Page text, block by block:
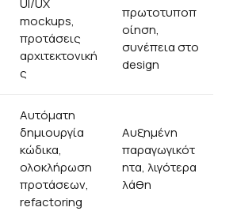
mockups,
προτάσεις
αρχιτεκτονική
ς
πρωτοτυποπ
οίηση,
συνέπεια στο
design
Αυτόματη
δημιουργία
κώδικα,
ολοκλήρωση
προτάσεων,
refactoring
Αυξημένη
παραγωγικότ
ητα, λιγότερα
λάθη